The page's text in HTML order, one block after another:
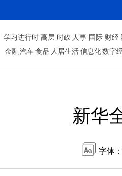
学习进行时高层 时政 人事 国际 财经
金融汽车食品 人居生活信息化数字
新华
字体：